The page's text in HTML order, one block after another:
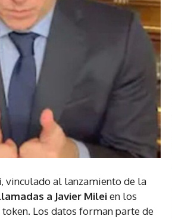
, vinculado al lanzamiento de la
a Javier Mileien los
Los datos forman parte de